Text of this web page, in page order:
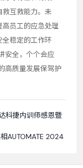
互救能力。未
员工的应急处理
稳定的工作环
安全，个个会应
高质量发展保驾护
科捷内训师感恩暨
AUTOMATE 2024